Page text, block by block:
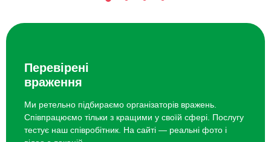
Перевірені
враження
Ми ретельно підбираємо організаторів вражень.
Співпрацюємо тільки з кращими у своїй сфері. Послугу
тестує наш співробітник. На сайті — реальні фото і